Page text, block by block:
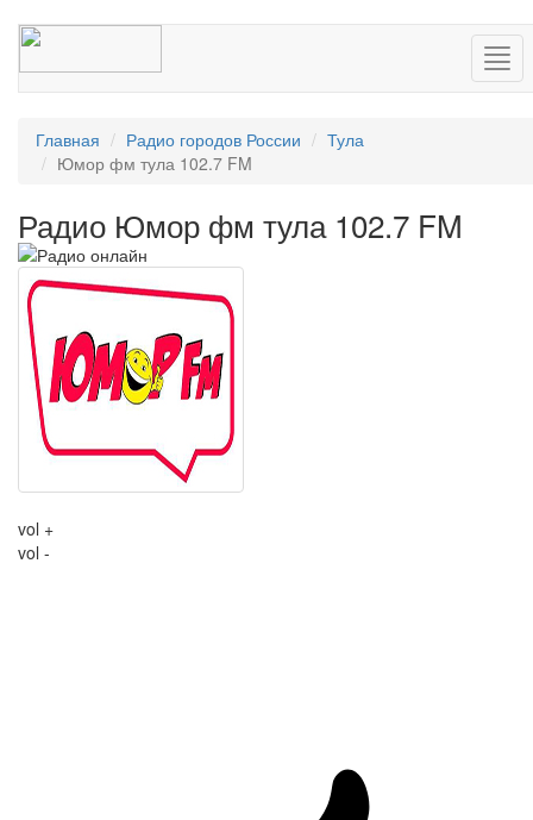
Главная Радио городов России
Тула
Юмор фм тула 102.7 FM
Радио Юмор фм тула 102.7 FM
vol +
vol -